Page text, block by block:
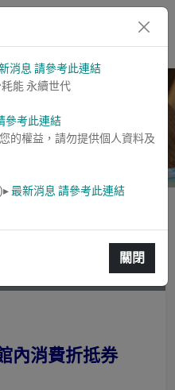
】
內消費折抵券
消息 請參考此連結
能 永續世代
參考此連結
的權益，請勿提供個人資料及
最新消息 請參考此連結
關閉